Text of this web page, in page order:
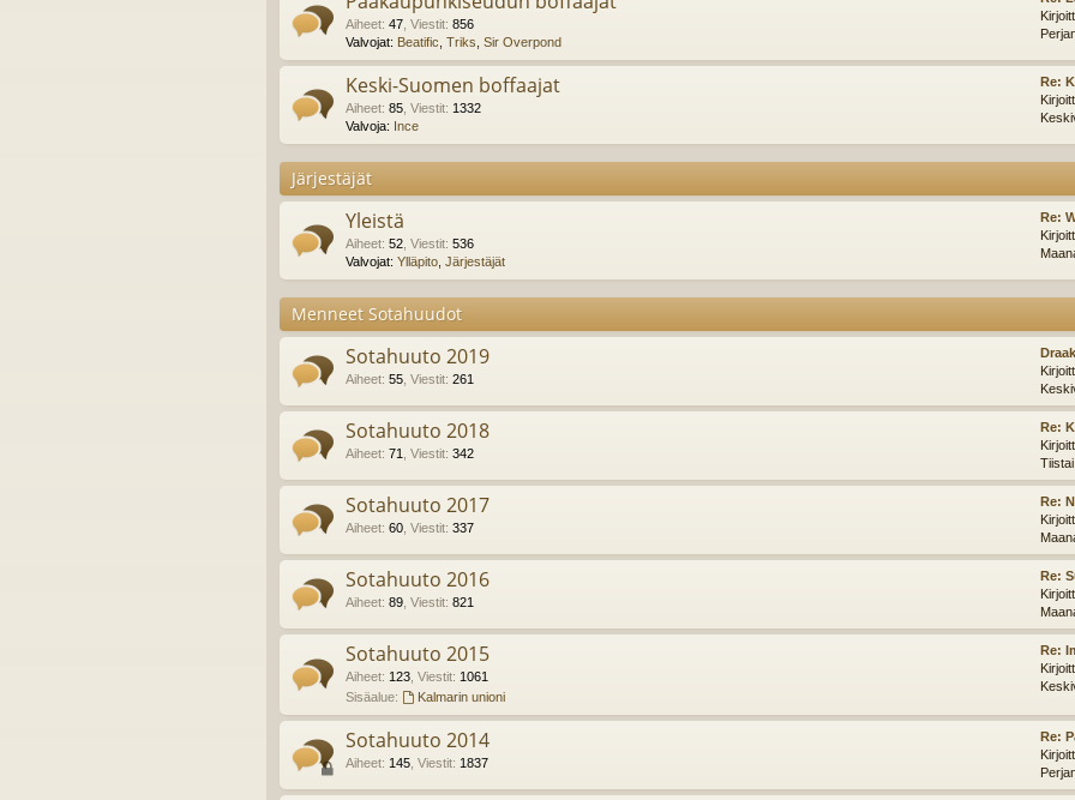
Aiheet: 47 Viestit: 856
Valvojat: Beatific Triks Sir Overpond
Keski-Suomen boffaajat
Aiheet: 85 Viestit: 1332
Valvoja: Ince
Re:
Järjestäjät
Yleistä
Aiheet: 52 Viestit: 536
Valvojat: Ylläpito Järjestäjät
Re:
Menneet Sotahuudot
Sotahuuto 2019
Aiheet: 55 Viestit: 261
Sotahuuto 2018
Aiheet: 71 Viestit: 342
Re:
Sotahuuto 2017
Aiheet: 60 Viestit: 337
Re:
Sotahuuto 2016
Aiheet: 89 Viestit: 821
Re:
Sotahuuto 2015
Aiheet: 123 Viestit: 1061
Sisäalue:
Kalmarin unioni
Re:
Sotahuuto 2014
Aiheet: 145 Viestit: 1837
Re: